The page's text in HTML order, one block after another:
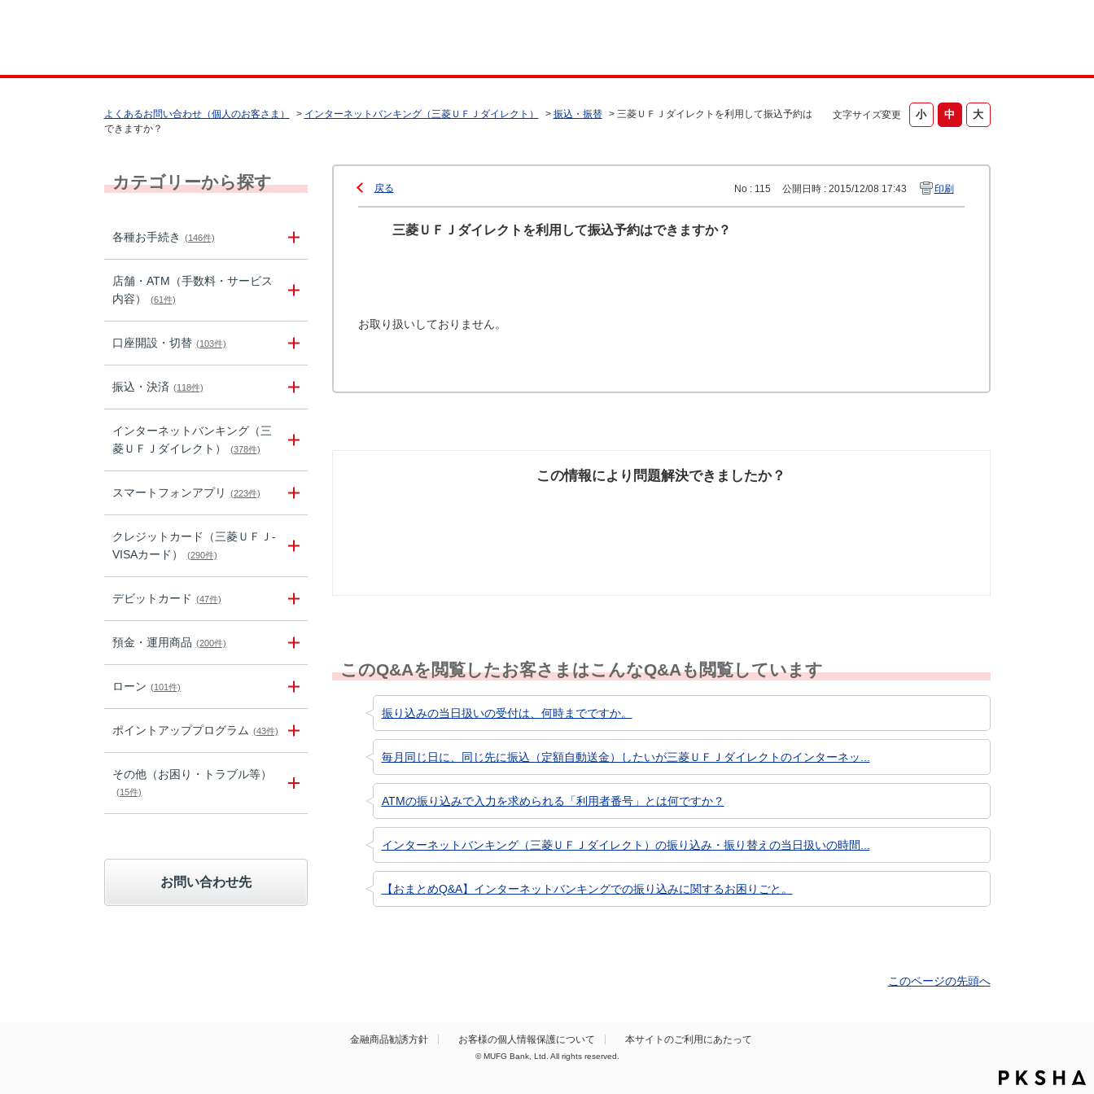
文字サイズ変更
よくあるお問い合わせ（個人のお客さま） > インターネットバンキング（三菱ＵＦＪダイレクト） > 振込・振替 > 三菱ＵＦＪダイレクトを利用して振込予約は
できますか？
カテゴリーから探す
各種お手続き (146件)
店舗・ATM（手数料・サービス
内容）
(61件)
口座開設・切替 (103件)
振込・決済 (118件)
インターネットバンキング（三
菱ＵＦＪダイレクト）
(378件)
スマートフォンアプリ (223件)
クレジットカード（三菱ＵＦＪ-
VISAカード）
(290件)
デビットカード (47件)
預金・運用商品 (200件)
ローン (101件)
ポイントアッププログラム (43件)
その他（お困り・トラブル等）
(15件)
お問い合わせ先
戻る No : 115 公開日時 : 2015/12/08 17:43 印刷
三菱ＵＦＪダイレクトを利用して振込予約はできますか？
お取り扱いしておりません。
この情報により問題解決できましたか？
このQ&Aを閲覧したお客さまはこんなQ&Aも閲覧しています
振り込みの当日扱いの受付は、何時までですか。
毎月同じ日に、同じ先に振込（定額自動送金）したいが三菱ＵＦＪダイレクトのインターネッ...
ATMの振り込みで入力を求められる「利用者番号」とは何ですか？
インターネットバンキング（三菱ＵＦＪダイレクト）の振り込み・振り替えの当日扱いの時間...
【おまとめQ&A】インターネットバンキングでの振り込みに関するお困りごと。
このページの先頭へ
金融商品勧誘方針 お客様の個人情報保護について 本サイトのご利用にあたって
© MUFG Bank, Ltd. All rights reserved.